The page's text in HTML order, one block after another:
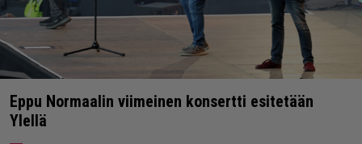
Eppu Normaalin viimeinen konsertti esitetään
Ylellä